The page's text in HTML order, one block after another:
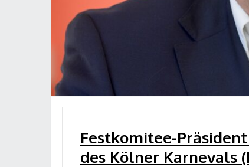
Festkomitee-
des Kölner Karnevals